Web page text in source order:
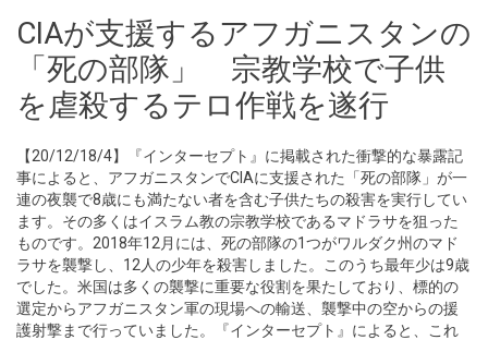
CIAが支援するアフガニスタンの
「死の部隊」 宗教学校で子供
を虐殺するテロ作戦を遂行
【20/12/18/4】『インターセプト』に掲載された衝撃的な暴露記
事によると、アフガニスタンでCIAに支援された「死の部隊」が一
連の夜襲で8歳にも満たない者を含む子供たちの殺害を実行してい
ます。その多くはイスラム教の宗教学校であるマドラサを狙った
ものです。2018年12月には、死の部隊の1つがワルダク州のマド
ラサを襲撃し、12人の少年を殺害しました。このうち最年少は9歳
でした。米国は多くの襲撃に重要な役割を果たしており、標的の
選定からアフガニスタン軍の現場への輸送、襲撃中の空からの援
護射撃まで行っていました。『インターセプト』によると、これ